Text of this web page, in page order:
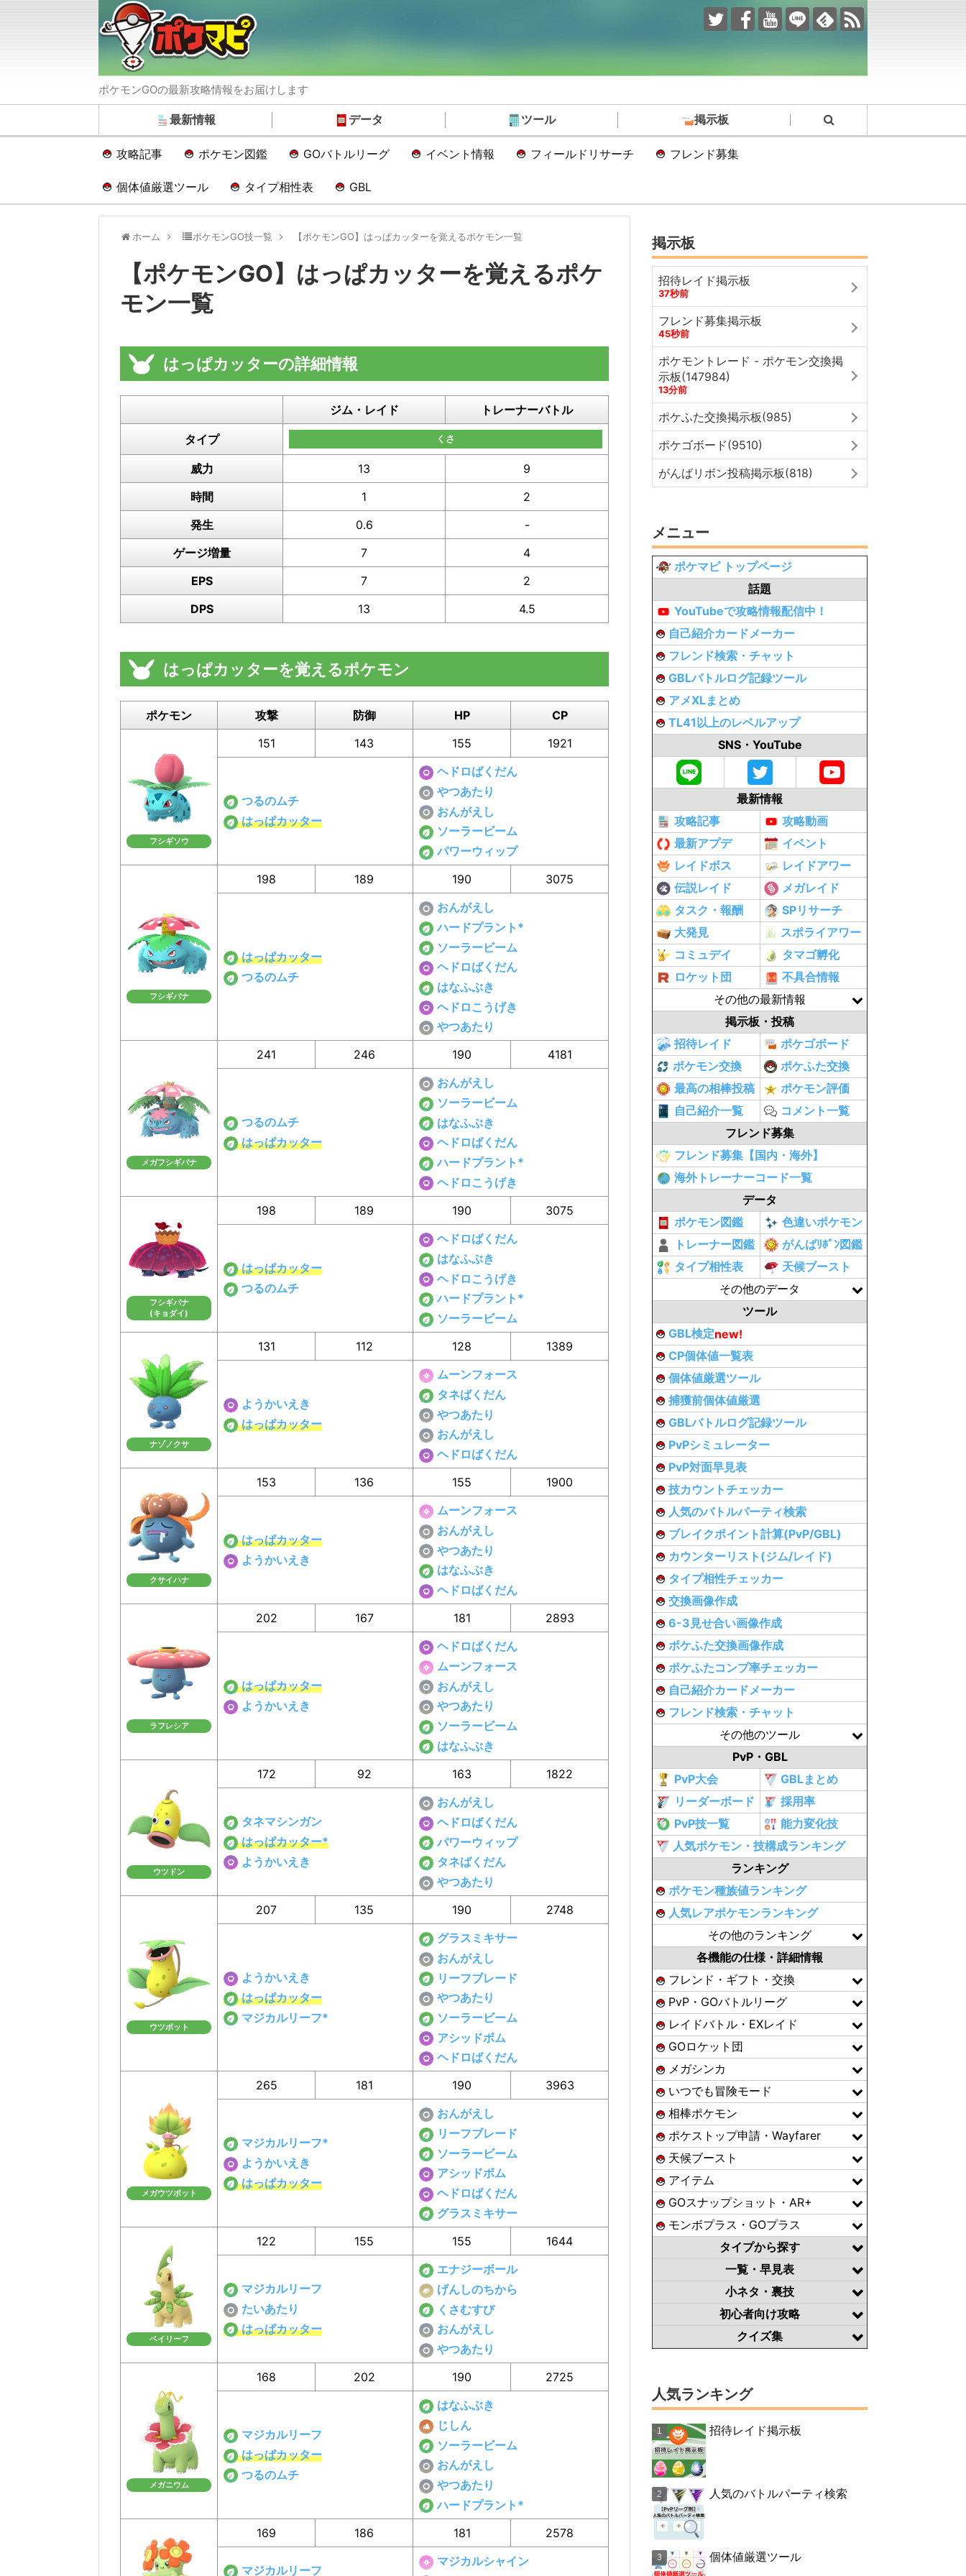
ポケモンGOの最新攻略情報をお届けします
最新情報 データ ツール 掲示板
攻略記事 ポケモン図鑑 GOバトルリーグ イベント情報 フィールドリサーチ フレンド募集
個体値厳選ツール タイプ相性表 GBL
ホーム ポケモンGO技一覧 【ポケモンGO】はっぱカッターを覚えるポケモン一覧
【ポケモンGO】はっぱカッターを覚えるポケ
モン一覧
はっぱカッターの詳細情報
ジム・レイド トレーナーバトル
タイプ くさ
威力 13
9
時間
1
2
発生
0.6
-
ゲージ増量
7
4
EPS
7
2
DPS
13 4.5
はっぱカッターを覚えるポケモン
ポケモン 攻撃 防御 HP CP
フシギソウ
151 143 155 1921
つるのムチ
はっぱカッター
ヘドロばくだん
やつあたり
おんがえし
ソーラービーム
パワーウィップ
フシギバナ
198 189 190 3075
はっぱカッター
つるのムチ
おんがえし
ハードプラント*
ソーラービーム
ヘドロばくだん
はなふぶき
ヘドロこうげき
やつあたり
メガフシギバナ
241 246 190 4181
つるのムチ
はっぱカッター
おんがえし
ソーラービーム
はなふぶき
ヘドロばくだん
ハードプラント*
ヘドロこうげき
フシギバナ
(キョダイ)
198 189 190 3075
はっぱカッター
つるのムチ
ヘドロばくだん
はなふぶき
ヘドロこうげき
ハードプラント*
ソーラービーム
ナゾノクサ
131 112 128 1389
ようかいえき
はっぱカッター
ムーンフォース
タネばくだん
やつあたり
おんがえし
ヘドロばくだん
クサイハナ
153 136 155 1900
はっぱカッター
ようかいえき
ムーンフォース
おんがえし
やつあたり
はなふぶき
ヘドロばくだん
ラフレシア
202 167 181 2893
はっぱカッター
ようかいえき
ヘドロばくだん
ムーンフォース
おんがえし
やつあたり
ソーラービーム
はなふぶき
ウツドン
172 92 163 1822
タネマシンガン
はっぱカッター*
ようかいえき
おんがえし
ヘドロばくだん
パワーウィップ
タネばくだん
やつあたり
ウツボット
207 135 190 2748
ようかいえき
はっぱカッター
マジカルリーフ*
グラスミキサー
おんがえし
リーフブレード
やつあたり
ソーラービーム
アシッドボム
ヘドロばくだん
メガウツボット
265 181 190 3963
マジカルリーフ*
ようかいえき
はっぱカッター
おんがえし
リーフブレード
ソーラービーム
アシッドボム
ヘドロばくだん
グラスミキサー
ベイリーフ
122 155 155 1644
マジカルリーフ
たいあたり
はっぱカッター
エナジーボール
げんしのちから
くさむすび
おんがえし
やつあたり
メガニウム
168 202 190 2725
マジカルリーフ
はっぱカッター
つるのムチ
はなふぶき
じしん
ソーラービーム
おんがえし
やつあたり
ハードプラント*
169
186 181 2578
マジカルリーフ
マジカルシャイン
掲示板
招待レイド掲示板
37秒前
フレンド募集掲示板
45秒前
ポケモントレード - ポケモン交換掲
示板(147984)
13分前
ポケふた交換掲示板(985)
ポケゴボード(9510)
がんばリボン投稿掲示板(818)
メニュー
ポケマピ トップページ
話題
YouTubeで攻略情報配信中！
自己紹介カードメーカー
フレンド検索・チャット
GBLバトルログ記録ツール
アメXLまとめ
TL41以上のレベルアップ
SNS・YouTube
最新情報
攻略記事
攻略動画
最新アプデ
イベント
レイドボス
レイドアワー
伝説レイド
メガレイド
タスク・報酬
SPリサーチ
大発見
スポライアワー
コミュデイ
タマゴ孵化
ロケット団
不具合情報
その他の最新情報
掲示板・投稿
招待レイド
ポケゴボード
ポケモン交換
ポケふた交換
最高の相棒投稿
ポケモン評価
自己紹介一覧
コメント一覧
フレンド募集
フレンド募集【国内・海外】
海外トレーナーコード一覧
データ
ポケモン図鑑
色違いポケモン
トレーナー図鑑
がんばﾘﾎﾞﾝ図鑑
タイプ相性表
天候ブースト
その他のデータ
ツール
GBL検定new!
CP個体値一覧表
個体値厳選ツール
捕獲前個体値厳選
GBLバトルログ記録ツール
PvPシミュレーター
PvP対面早見表
技カウントチェッカー
人気のバトルパーティ検索
ブレイクポイント計算(PvP/GBL)
カウンターリスト(ジム/レイド)
タイプ相性チェッカー
交換画像作成
6-3見せ合い画像作成
ポケふた交換画像作成
ポケふたコンプ率チェッカー
自己紹介カードメーカー
フレンド検索・チャット
その他のツール
PvP・GBL
PvP大会
GBLまとめ
リーダーボード
採用率
PvP技一覧
能力変化技
人気ポケモン・技構成ランキング
ランキング
ポケモン種族値ランキング
人気レアポケモンランキング
その他のランキング
各機能の仕様・詳細情報
フレンド・ギフト・交換
PvP・GOバトルリーグ
レイドバトル・EXレイド
GOロケット団
メガシンカ
いつでも冒険モード
相棒ポケモン
ポケストップ申請・Wayfarer
天候ブースト
アイテム
GOスナップショット・AR+
モンボプラス・GOプラス
タイプから探す
一覧・早見表
小ネタ・裏技
初心者向け攻略
クイズ集
人気ランキング
招待レイド掲示板
人気のバトルパーティ検索
個体値厳選ツール